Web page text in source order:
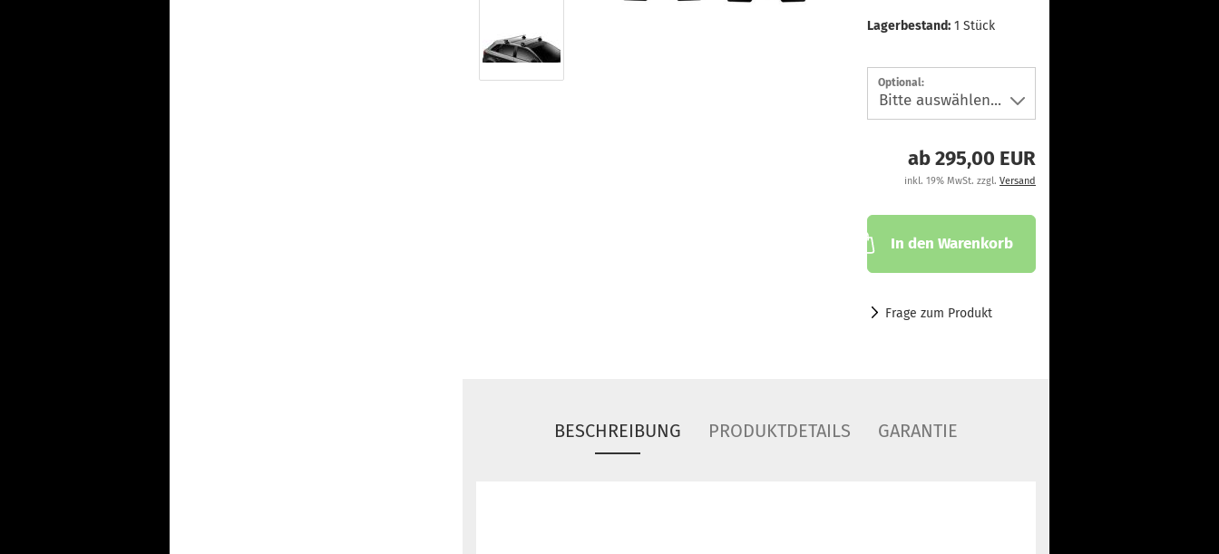
Lagerbestand: 1Stück
Optional:
ab 295,00 EUR
inkl. 19% MwSt. zzgl. Versand
In den Warenkorb
Frage zum Produkt
BESCHREIBUNG PRODUKTDETAILS GARANTIE